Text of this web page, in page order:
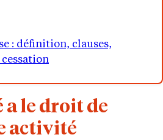
: définition, clauses,
a le droit de
activité